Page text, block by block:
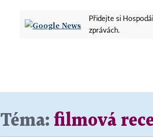
Přidejte si
zprávách.
Téma: filmová